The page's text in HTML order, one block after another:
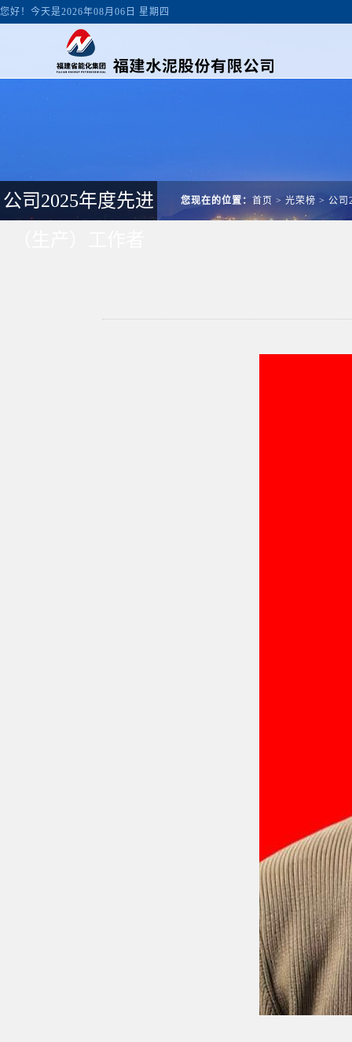
您好！今天是2026年08月06日 星期四
公司2025年度先进
您现在的位置： 首页 > 光荣榜 > 公司